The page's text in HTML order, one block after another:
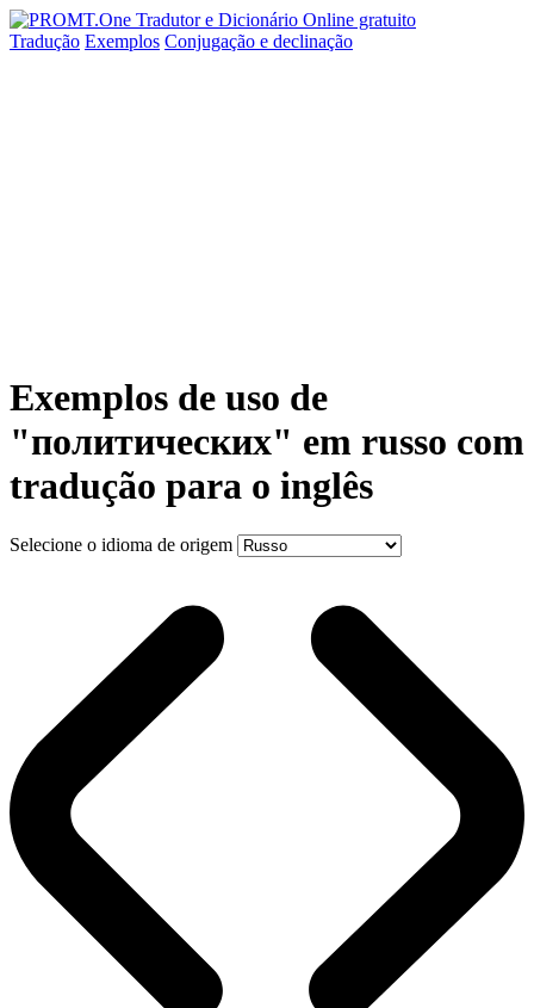
Tradução Exemplos Conjugação e declinação
Exemplos de uso de
"политических" em russo com
tradução para o inglês
Selecione o idioma de origem